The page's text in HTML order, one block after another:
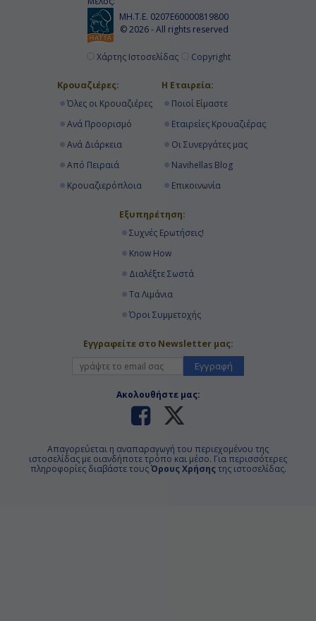
ΜΗ.Τ.Ε. 0207Ε60000819800
© 2026 - All rights reserved
Χάρτης Ιστοσελίδας Copyright
Κρουαζιέρες:
Όλες οι Κρουαζιέρες
Ανά Προορισμό
Ανά Διάρκεια
Από Πειραιά
Κρουαζιερόπλοια
Η Εταιρεία:
Ποιοί Είμαστε
Εταιρείες Κρουαζιέρας
Οι Συνεργάτες μας
Navihellas Blog
Επικοινωνία
Εξυπηρέτηση:
Συχνές Ερωτήσεις!
Know How
Διαλέξτε Σωστά
Τα Λιμάνια
Όροι Συμμετοχής
Εγγραφείτε στο Newsletter μας:
Εγγραφή
Ακολουθήστε μας:
Απαγορεύεται η αναπαραγωγή του περιεχομένου της
ιστοσελίδας με οιανδήποτε τρόπο και μέσο. Για περισσότερες
πληροφορίες διαβάστε τουςΌρους Χρήσης της ιστοσελίδας.